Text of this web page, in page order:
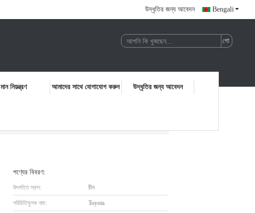
উদ্ধৃতির জন্য আবেদন Bengali
মান নিয়ন্ত্রণ আমাদের সাথে যোগাযোগ করুন উদ্ধৃতির জন্য আবেদন
পণ্যের বিবরণ:
উৎপত্তি স্থল: চীন
পরিচিতিমুলক নাম: Toyota